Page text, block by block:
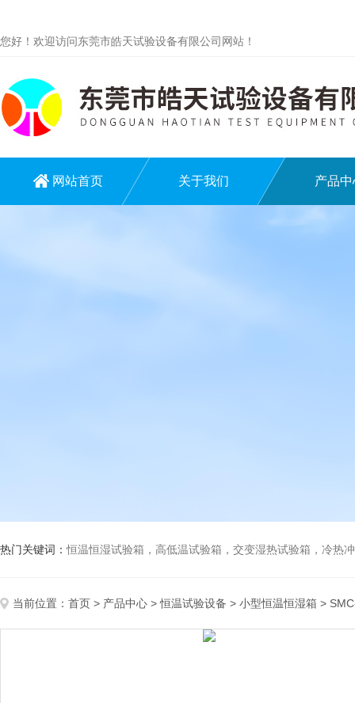
您好！欢迎访问东莞市皓天试验设备有限公司网站！
网站首页 关于我们 产品中
热门关键词：恒温恒湿试验箱，高低温试验箱，交变湿热试验箱，冷热冲击试验
当前位置： 首页 > 产品中心 >恒温试验设备 > 小型恒温恒湿箱 >